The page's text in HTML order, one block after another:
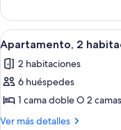
2
habitaciones
Abrir
todas
las
fotos
de
Apartamento,
14
Apartamento, 2
2 habitaciones
6 huéspedes
1 cama doble O 2
Ver más detalles
Más